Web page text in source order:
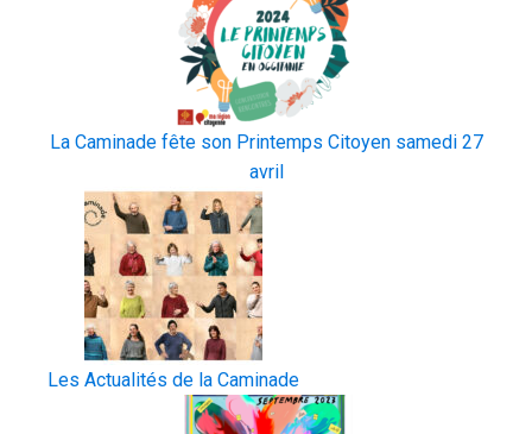
La Caminade fête son Printemps Citoyen samedi 27
avril
Les Actualités de la Caminade